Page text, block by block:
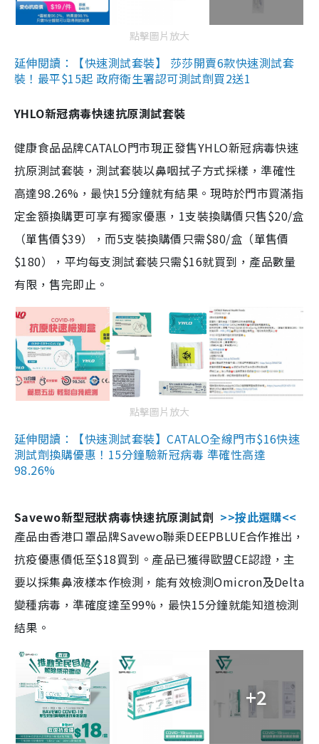
點擊圖片放大
延伸閱讀：【快速測試套裝】 莎莎開賣6款快速測試套
裝！最平$15起 政府衛生署認可測試劑買2送1
YHLO新冠病毒快速抗原測試套裝
健康食品品牌CATALO門市現正發售YHLO新冠病毒快速
抗原測試套裝，測試套裝以鼻咽拭子方式採樣，準確性
高達98.26%，最快15分鐘就有結果。現時於門市買滿指
定金額換購更可享有獨家優惠，1支裝換購價只售$20/盒
（單售價$39），而5支裝換購價只需$80/盒（單售價
$180），平均每支測試套裝只需$16就買到，產品數量
有限，售完即止。
點擊圖片放大
延伸閱讀：【快速測試套裝】CATALO全線門市$16快速
測試劑換購優惠！15分鐘驗新冠病毒 準確性高達
98.26%
Savewo新型冠狀病毒快速抗原測試劑 >>按此選購<<
產品由香港口罩品牌Savewo聯乘DEEPBLUE合作推出，
抗疫優惠價低至$18買到。產品已獲得歐盟CE認證，主
要以採集鼻液樣本作檢測，能有效檢測Omicron及Delta
變種病毒，準確度達至99%，最快15分鐘就能知道檢測
結果。
+2